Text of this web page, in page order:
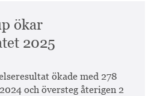
ökar
2025
ökade med 278
och översteg återigen 2